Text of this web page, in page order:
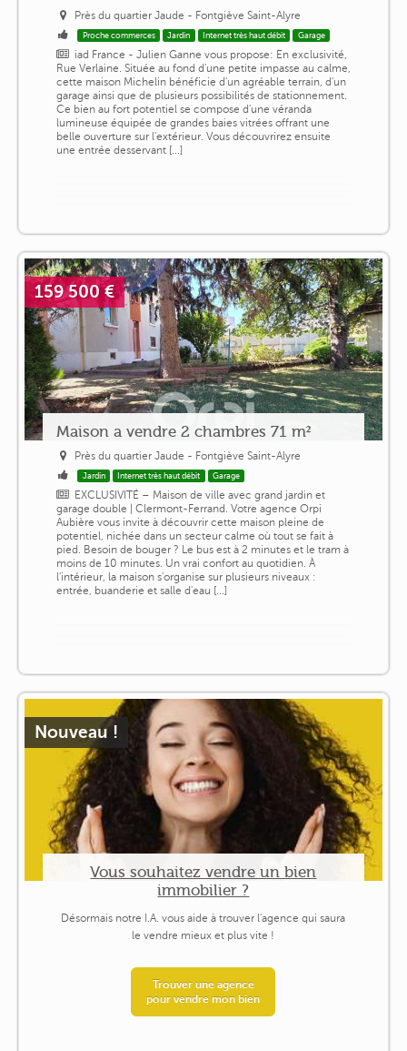
Près du quartier Jaude - Fontgiève Saint-Alyre
Proche commerces Jardin Internet très haut débit Garage
iad France - Julien Ganne vous propose: En exclusivité,
Rue Verlaine. Située au fond d'une petite impasse au calme,
cette maison Michelin bénéficie d'un agréable terrain, d'un
garage ainsi que de plusieurs possibilités de stationnement.
Ce bien au fort potentiel se compose d'une véranda
lumineuse équipée de grandes baies vitrées offrant une
belle ouverture sur l'extérieur. Vous découvrirez ensuite
une entrée desservant [...]
159 500 €
Maison a vendre 2 chambres 71 m²
Près du quartier Jaude - Fontgiève Saint-Alyre
Jardin Internet très haut débit Garage
EXCLUSIVITÉ – Maison de ville avec grand jardin et
garage double | Clermont-Ferrand. Votre agence Orpi
Aubière vous invite à découvrir cette maison pleine de
potentiel, nichée dans un secteur calme où tout se fait à
pied. Besoin de bouger ? Le bus est à 2 minutes et le tram à
moins de 10 minutes. Un vrai confort au quotidien. À
l'intérieur, la maison s'organise sur plusieurs niveaux :
entrée, buanderie et salle d'eau [...]
Nouveau !
Vous souhaitez vendre un bien
immobilier ?
Désormais notre I.A. vous aide à trouver l'agence qui saura
le vendre mieux et plus vite !
Trouver une agence
pour vendre mon bien